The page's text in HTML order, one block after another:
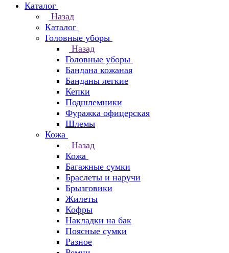
Каталог
Назад
Каталог
Головные уборы
Назад
Головные уборы
Бандана кожаная
Банданы легкие
Кепки
Подшлемники
Фуражка офицерская
Шлемы
Кожа
Назад
Кожа
Багажные сумки
Браслеты и наручи
Брызговики
Жилеты
Кофры
Накладки на бак
Поясные сумки
Разное